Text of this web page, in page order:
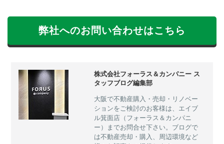
弊社へのお問い合わせはこちら
株式会社フォーラス＆カンパニー ス
タッフブログ編集部
大阪で不動産購入・売却・リノベー
ションをご検討のお客様は、エイブ
ル箕面店（フォーラス＆カンパニ
ー）までお問合せ下さい。ブログで
は不動産売却・購入、周辺環境など